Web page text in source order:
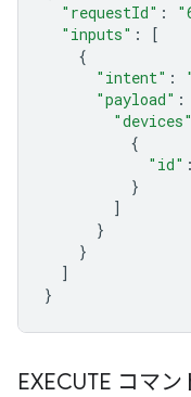
"requestId" :
"inputs" :
[
{
"intent" :
"payload" :
"devices"
{
"id" :
}
]
}
}
]
}
EXECUTE コマン